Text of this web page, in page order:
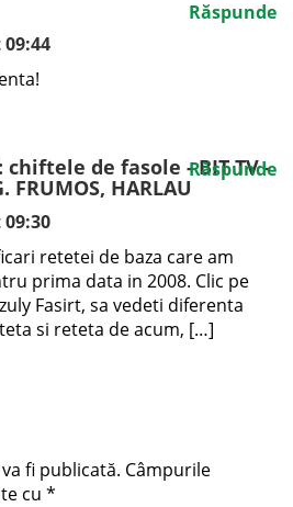
Răspunde
de fasole - BIT TV -
FRUMOS, HARLAU
retetei de baza care am
prima data in 2008. Clic pe
Fasirt, sa vedeti diferenta
si reteta de acum, […]
Răspunde
fi publicată. Câmpurile
cu *